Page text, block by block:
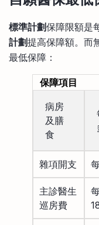
標準計劃保障限額是
計劃提高保障額。而
最低保障：
保障項目
病房
及膳
食
雜項開支
主診醫生
巡房費